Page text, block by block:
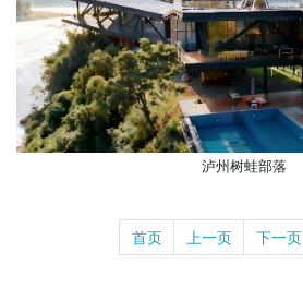
泸州树蛙部落
首页 上一页 下一页